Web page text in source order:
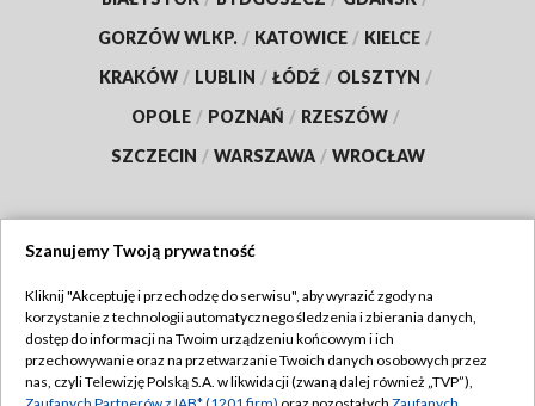
GORZÓW WLKP. / KATOWICE / KIELCE /
KRAKÓW / LUBLIN / ŁÓDŹ / OLSZTYN /
OPOLE / POZNAŃ / RZESZÓW /
SZCZECIN / WARSZAWA / WROCŁAW
TVP
Abonament TVP
Emisja w TVP
Regulamin TVP
Szanujemy Twoją prywatność
Kliknij "Akceptuję i przechodzę do serwisu", aby wyrazić zgody na
korzystanie z technologii automatycznego śledzenia i zbierania danych,
dostęp do informacji na Twoim urządzeniu końcowym i ich
przechowywanie oraz na przetwarzanie Twoich danych osobowych przez
nas, czyli Telewizję Polską S.A. w likwidacji (zwaną dalej również „TVP”),